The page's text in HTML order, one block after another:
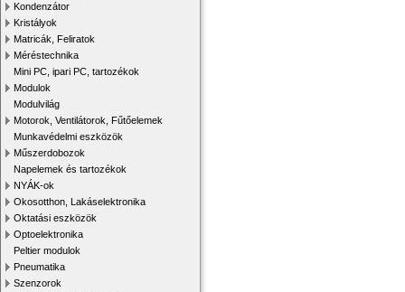
Kondenzátor
Kristályok
Matricák, Feliratok
Méréstechnika
Mini PC, ipari PC, tartozékok
Modulok
Modulvilág
Motorok, Ventilátorok, Fűtőelemek
Munkavédelmi eszközök
Műszerdobozok
Napelemek és tartozékok
NYÁK-ok
Okosotthon, Lakáselektronika
Oktatási eszközök
Optoelektronika
Peltier modulok
Pneumatika
Szenzorok